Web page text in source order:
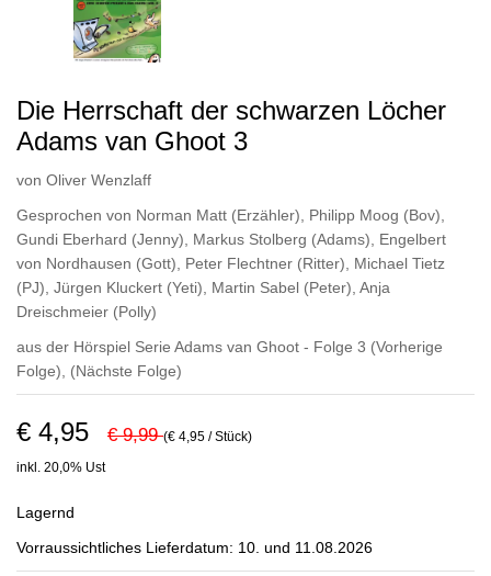
Die Herrschaft der schwarzen Löcher
Adams van Ghoot 3
von Oliver Wenzlaff
Gesprochen von Norman Matt (Erzähler) Philipp Moog (Bov)
Gundi Eberhard (Jenny)
Markus Stolberg (Adams)
Engelbert
von Nordhausen (Gott)
Peter Flechtner (Ritter)
Michael Tietz
(PJ) Jürgen Kluckert (Yeti) Martin Sabel (Peter) Anja
Dreischmeier (Polly)
aus der Hörspiel Serie Adams van Ghoot - Folge 3 (Vorherige
Folge)
(Nächste Folge)
€ 4,95 € 9,99(€ 4,95 / Stück)
inkl. 20,0% Ust
Lagernd
Vorraussichtliches Lieferdatum: 10. und 11.08.2026